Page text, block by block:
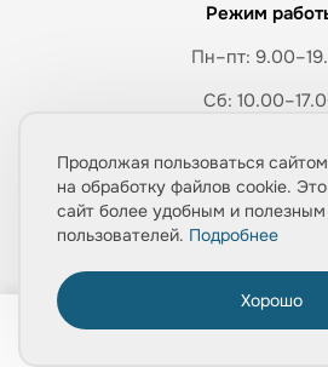
Режим
Пн–пт:
Сб:
Товары
Услуги
Продолжая пользоваться
на обработку файлов cookie.
сайт более удобным и полезным
пользователей. Подробнее
Хорошо